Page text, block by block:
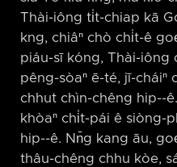
Thài-iông ti̍t-chiap kā
kng, chiâⁿ chò chi̍t-ê
piáu-sī kóng, Thài-iông
pêng-sòaⁿ ē-té, jī-cháiⁿ
chhut chìn-chêng hip-⁠-
khòaⁿ chi̍t-pái ê siòng-
hip-⁠-ê. Nn̄g kang āu,
thâu-chêng chhu kòe,